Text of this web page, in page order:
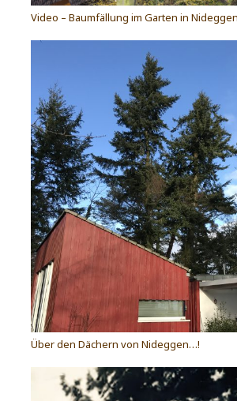
Video – Baumfällung im Garten in
Über den Dächern von Nideggen…!